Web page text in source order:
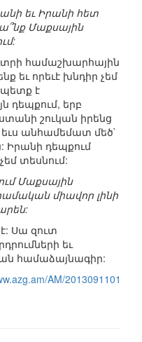
եւ Իրանի հետ
Մաքսային
համաշխարհային
եւ որեւէ խնդիր չեմ
պետք է
դեպքում, երբ
շուկան իրենց
անհամեմատ մեծ`
Իրանի դեպքում
տեսնում:
Մաքսային
միավոր լինի
Սա զուտ
եւ
համաձայնագիր:
AM/2013091101